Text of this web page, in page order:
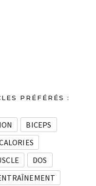
PRÉFÉRÉS :
BICEPS
DOS